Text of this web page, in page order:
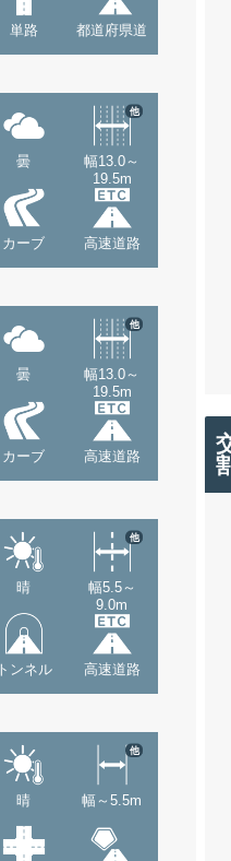
単路 都道府県道
曇
幅13.0～
19.5m
他
カーブ 高速道路
曇
幅13.0～
19.5m
他
カーブ 高速道路
晴
幅5.5～
9.0m
他
トンネル 高速道路
晴 幅～5.5m
他